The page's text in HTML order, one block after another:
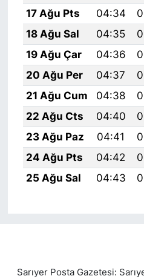
17 Ağu Pts
04:34
18 Ağu Sal
04:35
19 Ağu Çar
04:36
20 Ağu Per
04:37
21 Ağu Cum
04:38
22 Ağu Cts
04:40
23 Ağu Paz
04:41
24 Ağu Pts
04:42
25 Ağu Sal
04:43
Sarıyer Posta Gazetesi: